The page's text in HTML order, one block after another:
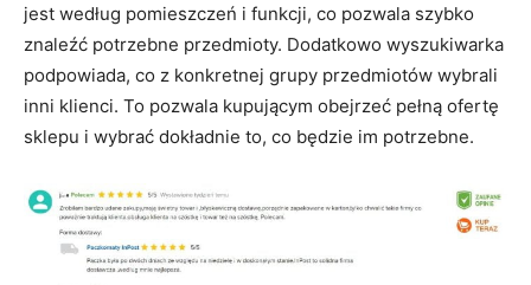
jest według pomieszczeń i funkcji, co pozwala szybko
znaleźć potrzebne przedmioty. Dodatkowo wyszukiwarka
podpowiada, co z konkretnej grupy przedmiotów wybrali
inni klienci. To pozwala kupującym obejrzeć pełną ofertę
sklepu i wybrać dokładnie to, co będzie im potrzebne.